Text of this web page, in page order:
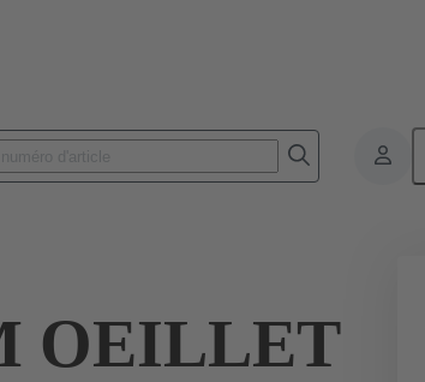
OEILLET